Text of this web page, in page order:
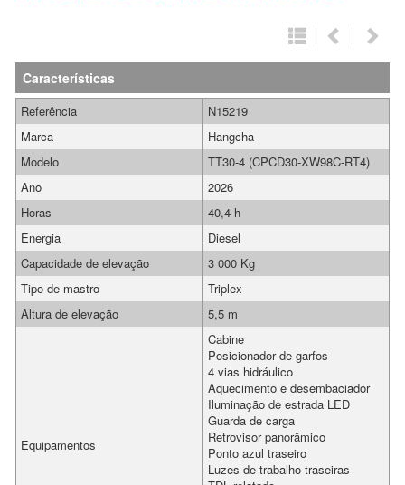
Características
Referência
N15219
Marca
Hangcha
Modelo
TT30-4 (CPCD30-XW98C-RT4)
Ano
2026
Horas
40,4 h
Energia
Diesel
Capacidade de elevação
3 000 Kg
Tipo de mastro
Triplex
Altura de elevação
5,5 m
Equipamentos
Cabine
Posicionador de garfos
4 vias hidráulico
Aquecimento e desembaciador
Iluminação de estrada LED
Guarda de carga
Retrovisor panorâmico
Ponto azul traseiro
Luzes de trabalho traseiras